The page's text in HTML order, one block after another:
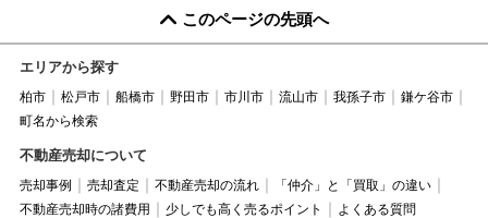
このページの先頭へ
エリアから探す
柏市 松戸市 船橋市 野田市 市川市 流山市 我孫子市
鎌ケ谷市
町名から検索
不動産売却について
売却事例 売却査定 不動産売却の流れ
「仲介」と「買取」の違い
不動産売却時の諸費用
少しでも高く売るポイント よくある質問